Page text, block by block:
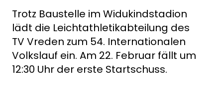
Trotz Baustelle im Widukindstadion
lädt die Leichtathletikabteilung des
TV Vreden zum 54. Internationalen
Volkslauf ein. Am 22. Februar fällt um
12:30 Uhr der erste Startschuss.